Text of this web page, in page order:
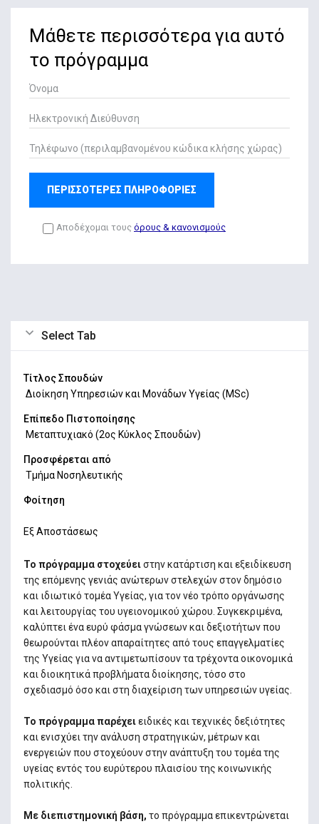
Μάθετε περισσότερα για αυτό
το πρόγραμμα
ΠΕΡΙΣΣΟΤΕΡΕΣ ΠΛΗΡΟΦΟΡΙΕΣ
Αποδέχομαι τους όρους & κανονισμούς
Select Tab
Τίτλος Σπουδών
Διοίκηση Υπηρεσιών και Μονάδων Υγείας (MSc)
Επίπεδο Πιστοποίησης
Mεταπτυχιακό (2ος Κύκλος Σπουδών)
Προσφέρεται από
Τμήμα Νοσηλευτικής
Φοίτηση
Εξ Αποστάσεως
Το πρόγραμμα στοχεύειστην κατάρτιση και εξειδίκευση
της επόμενης γενιάς ανώτερων στελεχών στον δημόσιο
και ιδιωτικό τομέα Υγείας, για τον νέο τρόπο οργάνωσης
και λειτουργίας του υγειονομικού χώρου. Συγκεκριμένα,
καλύπτει ένα ευρύ φάσμα γνώσεων και δεξιοτήτων που
θεωρούνται πλέον απαραίτητες από τους επαγγελματίες
της Υγείας για να αντιμετωπίσουν τα τρέχοντα οικονομικά
και διοικητικά προβλήματα διοίκησης, τόσο στο
σχεδιασμό όσο και στη διαχείριση των υπηρεσιών υγείας.
Το πρόγραμμα παρέχειειδικές και τεχνικές δεξιότητες
και ενισχύει την ανάλυση στρατηγικών, μέτρων και
ενεργειών που στοχεύουν στην ανάπτυξη του τομέα της
υγείας εντός του ευρύτερου πλαισίου της κοινωνικής
πολιτικής.
Με διεπιστημονική βάση, το πρόγραμμα επικεντρώνεται